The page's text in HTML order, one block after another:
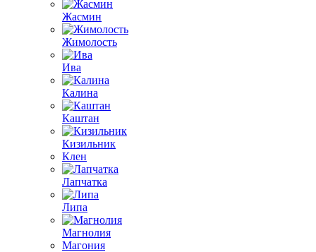
Жасмин
Жимолость
Ива
Калина
Каштан
Кизильник
Клен
Лапчатка
Липа
Магнолия
Магония